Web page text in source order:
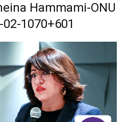
Hammami-ONU
1070+601